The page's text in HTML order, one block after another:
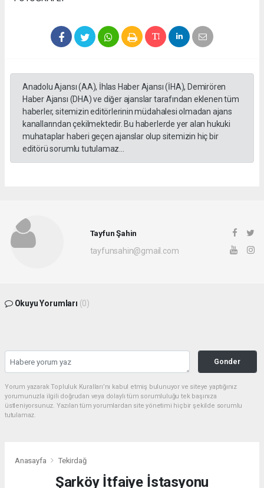
Anadolu Ajansı (AA), İhlas Haber Ajansı (İHA), Demirören
Haber Ajansı (DHA) ve diğer ajanslar tarafından eklenen tüm
haberler, sitemizin editörlerinin müdahalesi olmadan ajans
kanallarından çekilmektedir. Bu haberlerde yer alan hukuki
muhataplar haberi geçen ajanslar olup sitemizin hiç bir
editörü sorumlu tutulamaz...
Tayfun Şahin
tayfunsahin@gmail.com
Okuyu Yorumları (0)
Gonder
Yorum yazarak Topluluk Kuralları’nı kabul etmiş bulunuyor ve siteye yaptığınız
yorumunuzla ilgili doğrudan veya dolaylı tüm sorumluluğu tek başınıza
üstleniyorsunuz. Yazılan tüm yorumlardan site yönetimi hiçbir şekilde sorumlu
tutulamaz.
Anasayfa Tekirdağ
Şarköy İtfaiye İstasyonu